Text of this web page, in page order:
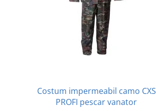
Costum impermeabil camo CXS
PROFI pescar vanator